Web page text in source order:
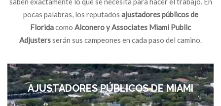
pocas palabras, los reputados ajustadores públicos de
Floridacomo Alconero y Associates Miami Public
Adjustersserán sus campeones en cada paso del camino.
AJUSTADORES PÚBLICOS DE MIAMI